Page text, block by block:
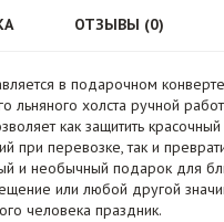
ОТЗЫВЫ (0)
в подарочном
льняного холста ручной
как защитить
при перевозке, так и
и необычный подарок для
или любой другой
человека праздник.